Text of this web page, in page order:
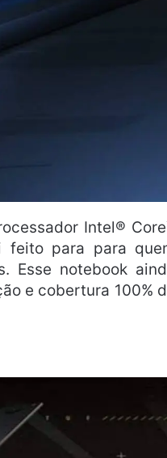
Intel®
feito para para
Esse notebook
e cobertura 100%